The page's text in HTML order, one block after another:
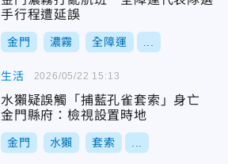
手行程遭延誤
金門 濃霧 全障運
生活
水獺疑誤觸「捕藍孔雀套索」身亡
金門縣府：檢視設置時地
金門 水獺 套索
2026/05/22 15:13